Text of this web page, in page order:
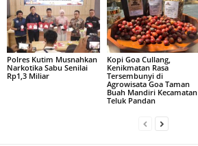
Polres Kutim Musnahkan
Narkotika Sabu Senilai
Rp1,3 Miliar
Kopi Goa Cullang,
Kenikmatan Rasa
Tersembunyi di
Agrowisata Goa Taman
Buah Mandiri Kecamatan
Teluk Pandan